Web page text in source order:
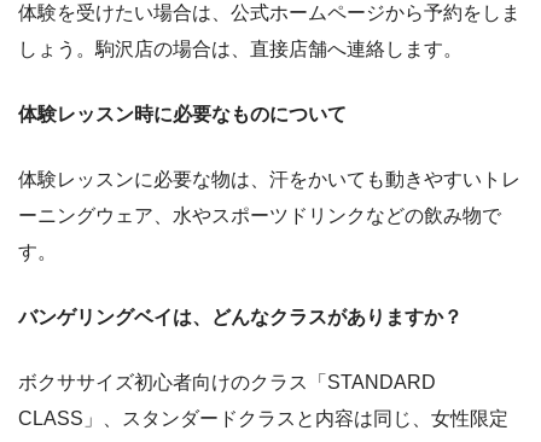
体験を受けたい場合は、公式ホームページから予約をしま
しょう。駒沢店の場合は、直接店舗へ連絡します。
体験レッスン時に必要なものについて
体験レッスンに必要な物は、汗をかいても動きやすいトレ
ーニングウェア、水やスポーツドリンクなどの飲み物で
す。
バンゲリングベイは、どんなクラスがありますか？
ボクササイズ初心者向けのクラス「STANDARD
CLASS」、スタンダードクラスと内容は同じ、女性限定